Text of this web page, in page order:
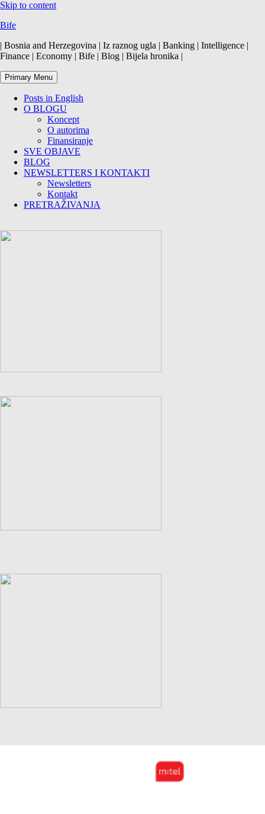
Skip to content
Bife
| Bosnia and Herzegovina | Iz raznog ugla | Banking | Intelligence |
Finance | Economy | Bife | Blog | Bijela hronika |
Primary Menu
Posts in English
O BLOGU
Koncept
O autorima
Finansiranje
SVE OBJAVE
BLOG
NEWSLETTERS I KONTAKTI
Newsletters
Kontakt
PRETRAŽIVANJA